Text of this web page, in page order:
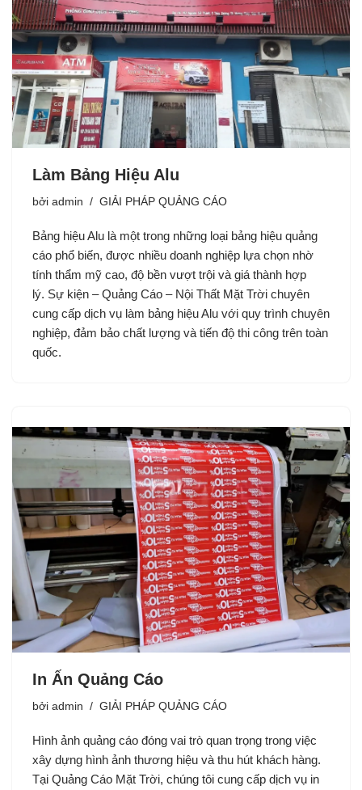
Làm Bảng Hiệu Alu
bởi admin GIẢI PHÁP QUẢNG CÁO
Bảng hiệu Alu là một trong những loại bảng hiệu quảng
cáo phổ biến, được nhiều doanh nghiệp lựa chọn nhờ
tính thẩm mỹ cao, độ bền vượt trội và giá thành hợp
lý. Sự kiện – Quảng Cáo – Nội Thất Mặt Trời chuyên
cung cấp dịch vụ làm bảng hiệu Alu với quy trình chuyên
nghiệp, đảm bảo chất lượng và tiến độ thi công trên toàn
quốc.
In Ấn Quảng Cáo
bởi admin GIẢI PHÁP QUẢNG CÁO
Hình ảnh quảng cáo đóng vai trò quan trọng trong việc
xây dựng hình ảnh thương hiệu và thu hút khách hàng.
Tại Quảng Cáo Mặt Trời, chúng tôi cung cấp dịch vụ in